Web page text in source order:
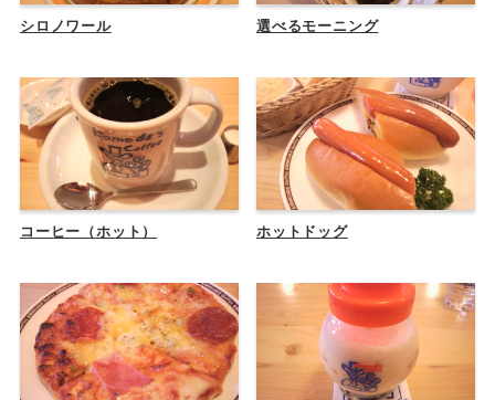
シロノワール 選べるモーニング
コーヒー（ホット） ホットドッグ